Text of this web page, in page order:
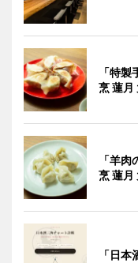
「特
烹 蓮月
「羊
烹 蓮月
「日本